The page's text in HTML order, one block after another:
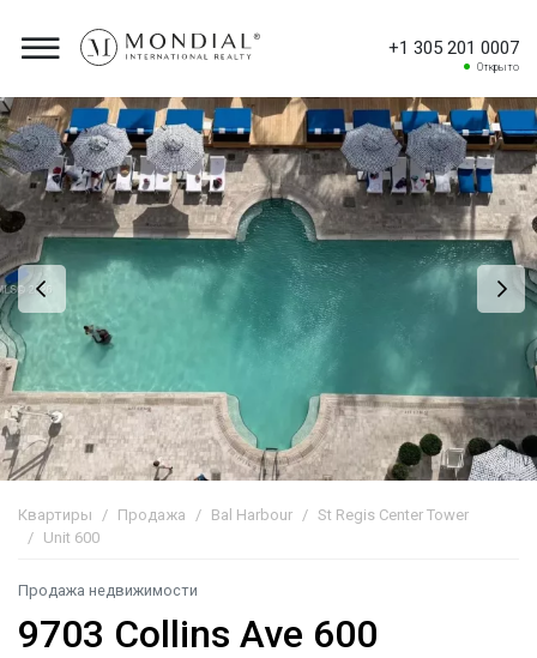
+1 305 201 0007
Открыто
Квартиры Продажа Bal Harbour
St Regis Center Tower
Unit 600
Продажа недвижимости
9703 Collins Ave 600